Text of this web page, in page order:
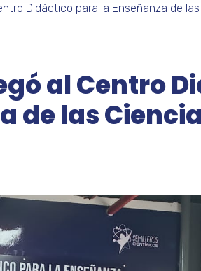
Didáctico para la Enseñanza de
al Centro
de las